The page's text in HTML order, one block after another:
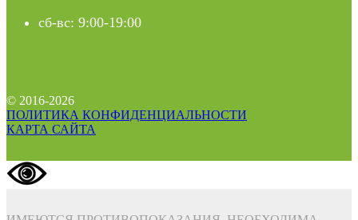
сб-вс: 9:00-19:00
© 2016-2026
ПОЛИТИКА КОНФИДЕНЦИАЛЬНОСТИ
КАРТА САЙТА